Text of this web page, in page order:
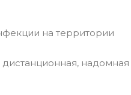
на территории
надомная